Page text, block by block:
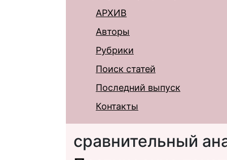
АРХИВ
Авторы
Рубрики
Поиск статей
Последний выпуск
Контакты
сравнительный